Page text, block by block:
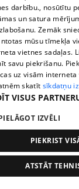
71. epizode
pirms 2 nedēļām,
darbību., nosūtītu
un satura
Zemāk
mūsu tīmekļa
vietnes sadaļas.
savu piekrišanu.
uz visām
skatīt sīkdatņu
VISUS
IZVĒLI
PIEKRIST
ATSTĀT